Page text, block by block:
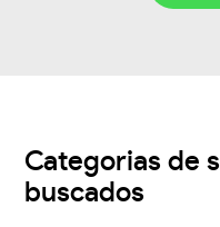
Categorias de
buscados